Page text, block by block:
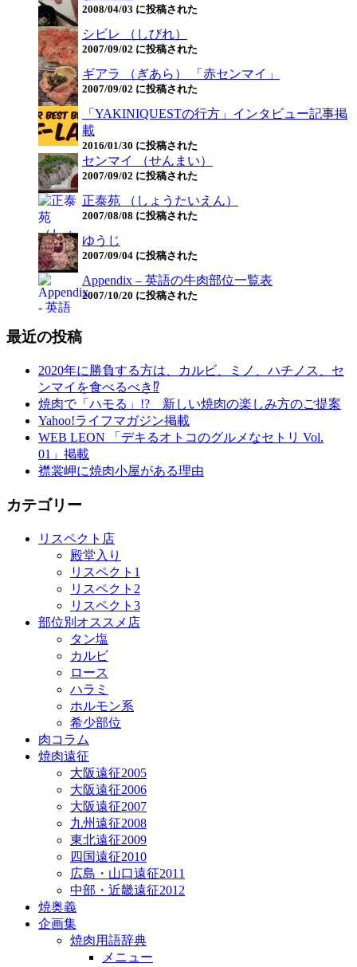
2008/04/03 に投稿された
シビレ （しびれ）
2007/09/02 に投稿された
ギアラ （ぎあら） 「赤センマイ」
2007/09/02 に投稿された
「YAKINIQUESTの行方」インタビュー記事掲
載
2016/01/30 に投稿された
センマイ （せんまい）
2007/09/02 に投稿された
正泰苑 （しょうたいえん）
2007/08/08 に投稿された
ゆうじ
2007/09/04 に投稿された
Appendix – 英語の牛肉部位一覧表
2007/10/20 に投稿された
最近の投稿
2020年に勝負する方は、カルビ、ミノ、ハチノス、セ
ンマイを食べるべき⁉︎
焼肉で「ハモる」!? 新しい焼肉の楽しみ方のご提案
Yahoo!ライフマガジン掲載
WEB LEON 「デキるオトコのグルメなセトリ Vol.
01」掲載
襟裳岬に焼肉小屋がある理由
カテゴリー
リスペクト店
殿堂入り
リスペクト1
リスペクト2
リスペクト3
部位別オススメ店
タン塩
カルビ
ロース
ハラミ
ホルモン系
希少部位
肉コラム
焼肉遠征
大阪遠征2005
大阪遠征2006
大阪遠征2007
九州遠征2008
東北遠征2009
四国遠征2010
広島・山口遠征2011
中部・近畿遠征2012
焼奥義
企画集
焼肉用語辞典
メニュー